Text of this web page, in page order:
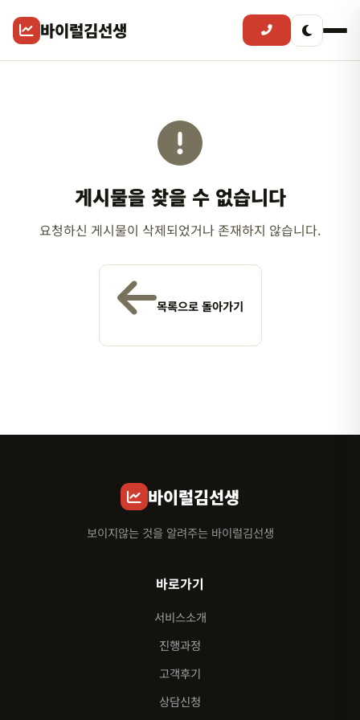
바이럴김선생
게시물을 찾을 수 없습니다
요청하신 게시물이 삭제되었거나 존재하지 않습니다.
목록으로 돌아가기
바이럴김선생
보이지않는 것을 알려주는 바이럴김선생
바로가기
서비스소개
진행과정
고객후기
상담신청